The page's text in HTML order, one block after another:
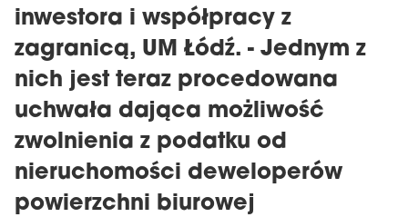
inwestora i współpracy z
zagranicą, UM Łódź. - Jednym z
nich jest teraz procedowana
uchwała dająca możliwość
zwolnienia z podatku od
nieruchomości deweloperów
powierzchni biurowej